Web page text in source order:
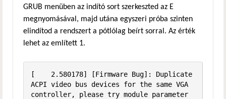
GRUB menüben az indító sort szerkeszted az E
megnyomásával, majd utána egyszeri próba szinten
elindítod a rendszert a pótlólag beírt sorral. Az érték
lehet az említett 1.
[    2.580178] [Firmware Bug]: Duplicate
ACPI video bus devices for the same VGA
controller, please try module parameter